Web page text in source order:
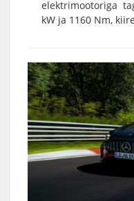
elektrimootoriga
kW ja 1160 Nm,